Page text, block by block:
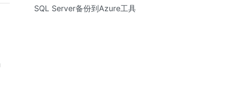
SQL Server备份到Azure工具